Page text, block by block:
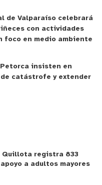
de Valparaíso celebrará
con actividades
foco en medio ambiente
insisten en
catástrofe y extender
Quillota registra 833
a adultos mayores